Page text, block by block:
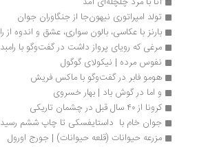
تولد امپراتوری نیهون‌جا از جنگاوران جوان
بارنز با عکاسی، بالون سواری، عشق و اندوه از راه رسید
مرغی که رویای پرواز داشت در گفت‌وگو با رامبد خانلری
نفوس مرده | نیکولای گوگول
هومو فابر در گفت‌وگو با ماکس فریش
و اما در گوش باد | بهار خسروی
کرونا از ۴۰ سال قبل در چشمان تاریکی
جوان خام با  داستایفسکی تا چاپ ششم رسید
مزرعه حیوانات (قلعه حیوانات) | جورج اورول